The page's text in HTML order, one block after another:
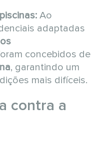
Ao
adaptadas
os
concebidos de
, garantindo um
mais difíceis.
contra a